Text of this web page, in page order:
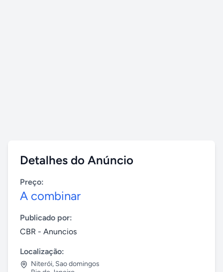
Detalhes do Anúncio
Preço:
A combinar
Publicado por:
CBR - Anuncios
Localização:
Niterói, Sao domingos